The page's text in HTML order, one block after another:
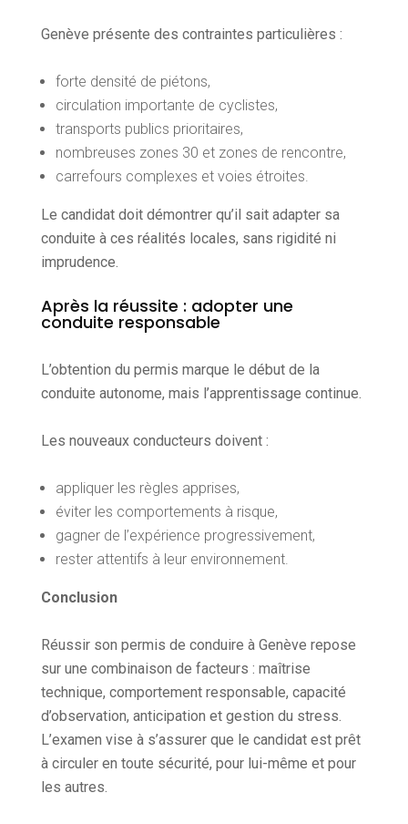
Genève présente des contraintes particulières :
forte densité de piétons,
circulation importante de cyclistes,
transports publics prioritaires,
nombreuses zones 30 et zones de rencontre,
carrefours complexes et voies étroites.
Le candidat doit démontrer qu’il sait adapter sa
conduite à ces réalités locales, sans rigidité ni
imprudence.
Après la réussite : adopter une
conduite responsable
L’obtention du permis marque le début de la
conduite autonome, mais l’apprentissage continue.
Les nouveaux conducteurs doivent :
appliquer les règles apprises,
éviter les comportements à risque,
gagner de l’expérience progressivement,
rester attentifs à leur environnement.
Conclusion
Réussir son permis de conduire à Genève repose
sur une combinaison de facteurs : maîtrise
technique, comportement responsable, capacité
d’observation, anticipation et gestion du stress.
L’examen vise à s’assurer que le candidat est prêt
à circuler en toute sécurité, pour lui-même et pour
les autres.